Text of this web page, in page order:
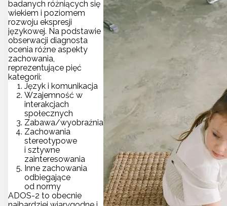
badanych różniących się
wiekiem i poziomem
rozwoju ekspresji
językowej. Na podstawie
obserwacji diagnosta
ocenia różne aspekty
zachowania,
reprezentujące pięć
kategorii:
Język i komunikacja
Wzajemność w
interakcjach
społecznych
Zabawa/wyobraźnia
Zachowania
stereotypowe
i sztywne
zainteresowania
Inne zachowania
odbiegające
od normy
ADOS-2 to obecnie